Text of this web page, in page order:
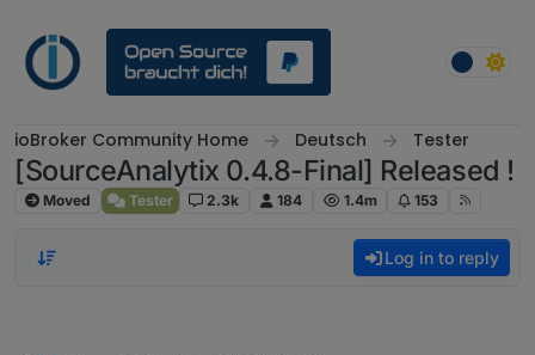
ioBroker Community Home Deutsch Tester
[SourceAnalytix 0.4.8-Final] Released !
Moved Tester 2.3k 184 1.4m 153
Log in to reply